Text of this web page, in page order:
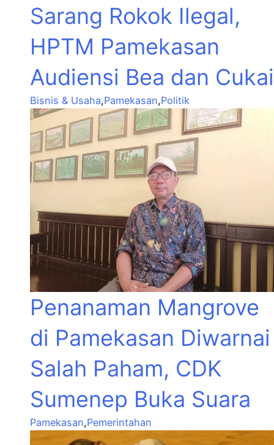
Sarang Rokok Ilegal,
HPTM Pamekasan
Audiensi Bea dan Cukai
Bisnis & Usaha,Pamekasan,Politik
Penanaman Mangrove
di Pamekasan Diwarnai
Salah Paham, CDK
Sumenep Buka Suara
Pamekasan,Pemerintahan